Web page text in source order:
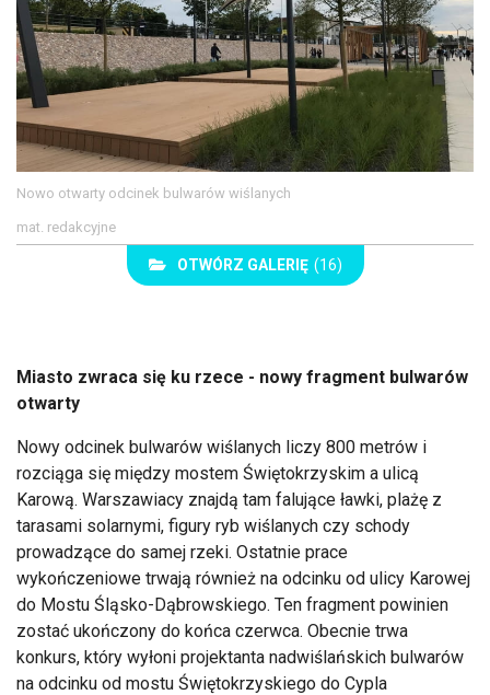
Nowo otwarty odcinek bulwarów wiślanych
mat. redakcyjne
OTWÓRZ GALERIĘ (16)
Miasto zwraca się ku rzece - nowy fragment bulwarów
otwarty
Nowy odcinek bulwarów wiślanych liczy 800 metrów i
rozciąga się między mostem Świętokrzyskim a ulicą
Karową. Warszawiacy znajdą tam falujące ławki, plażę z
tarasami solarnymi, figury ryb wiślanych czy schody
prowadzące do samej rzeki. Ostatnie prace
wykończeniowe trwają również na odcinku od ulicy Karowej
do Mostu Śląsko-Dąbrowskiego. Ten fragment powinien
zostać ukończony do końca czerwca. Obecnie trwa
konkurs, który wyłoni projektanta nadwiślańskich bulwarów
na odcinku od mostu Świętokrzyskiego do Cypla